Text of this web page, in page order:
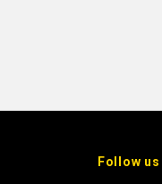
Follow us